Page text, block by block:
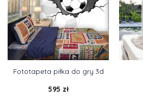
Fototapeta piłka do gry 3d
595 zł